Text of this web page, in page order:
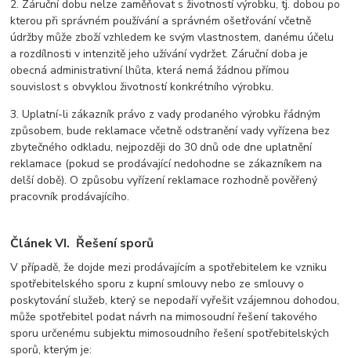
2. Záruční dobu nelze zaměňovat s životností výrobku, tj. dobou po
kterou při správném používání a správném ošetřování včetně
údržby může zboží vzhledem ke svým vlastnostem, danému účelu
a rozdílnosti v intenzitě jeho užívání vydržet. Záruční doba je
obecná administrativní lhůta, která nemá žádnou přímou
souvislost s obvyklou životností konkrétního výrobku.
3. Uplatní-li zákazník právo z vady prodaného výrobku řádným
způsobem, bude reklamace včetně odstranění vady vyřízena bez
zbytečného odkladu, nejpozději do 30 dnů ode dne uplatnění
reklamace (pokud se prodávající nedohodne se zákazníkem na
delší době). O způsobu vyřízení reklamace rozhodně pověřený
pracovník prodávajícího.
Článek VI. Řešení sporů
V případě, že dojde mezi prodávajícím a spotřebitelem ke vzniku
spotřebitelského sporu z kupní smlouvy nebo ze smlouvy o
poskytování služeb, který se nepodaří vyřešit vzájemnou dohodou,
může spotřebitel podat návrh na mimosoudní řešení takového
sporu určenému subjektu mimosoudního řešení spotřebitelských
sporů, kterým je: